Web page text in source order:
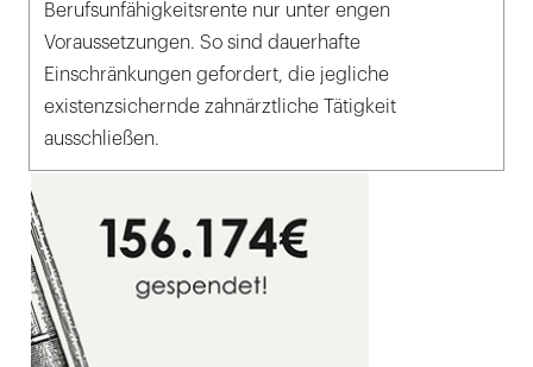
Berufsunfähigkeitsrente nur unter engen
Voraussetzungen. So sind dauerhafte
Einschränkungen gefordert, die jegliche
existenzsichernde zahnärztliche Tätigkeit
ausschließen.